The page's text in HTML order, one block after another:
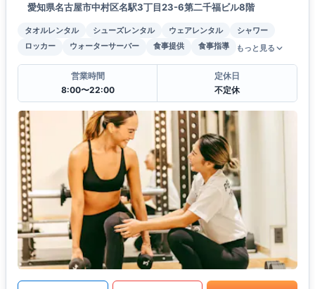
愛知県名古屋市中村区名駅3丁目23-6第二千福ビル8階
タオルレンタル シューズレンタル ウェアレンタル
シャワー
ロッカー
ウォーターサーバー 食事提供 食事指導 もっと見る
営業時間
8:00〜22:00
定休日
不定休